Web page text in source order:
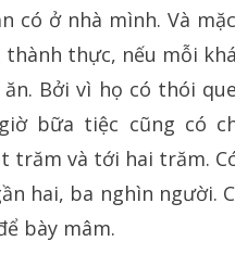
có ở nhà mình. Và
thực, nếu mỗi
Bởi vì họ có thói
bữa tiệc cũng có
trăm và tới hai trăm.
hai, ba nghìn người.
bày mâm.